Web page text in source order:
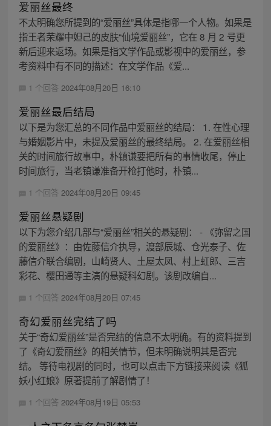
爱丽丝最终
不太明确您所提到的“爱丽丝”具体是指哪一个人物。如果是
指王者荣耀中妲己的皮肤“仙境爱丽丝”，它在 8 月 2 号更
新后迎来返场。如果是指文学作品或影视中的爱丽丝，参
考资料中有不同的描述：在文学作品《爱...
1 个回答 2024年08月20日 16:10
爱丽丝最后结局
以下是为您汇总的不同作品中爱丽丝的结局： 1. 在性心理
与婚姻影片中，未提及爱丽丝的最终结局。 2. 在爱丽丝相
关的时间旅行故事中，朴镇谦要把所有的事情收尾，停止
时间旅行，当老镇谦准备开枪打他时，朴镇...
1 个回答 2024年08月20日 09:45
爱丽丝悬疑剧
以下为您介绍几部与“爱丽丝”相关的悬疑剧： - 《弥留之国
的爱丽丝》：由佐藤信介执导，渡部辰城、仓光泰子、佐
藤信介联合编剧，山崎贤人、土屋太凤、村上虹郎、三吉
彩花、樱田通等主演的悬疑科幻剧。该剧改编自...
1 个回答 2024年08月20日 07:45
奇幻爱丽丝完结了吗
关于“奇幻爱丽丝”是否完结的信息不太明确。有的资料提到
了《奇幻爱丽丝》的相关情节，但未明确说明其是否完
结。 等待电视剧的同时，也可以点击下方链接来阅读《狐
妖小红娘》原著提前了解剧情了！
1 个回答 2024年08月19日 05:53